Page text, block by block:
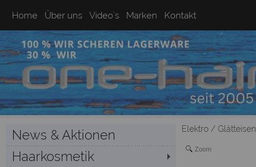
Home Über uns Video`s Marken Kontakt
News & Aktionen
Haarkosmetik
Elektro / Glätteisen
Zoom